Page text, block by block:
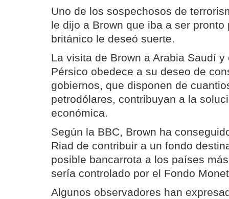
Uno de los sospechosos de
le dijo a Brown que iba a ser
británico le deseó suerte.
La visita de Brown a Arabia Saudí
Pérsico obedece a su deseo de
gobiernos, que disponen de
petrodólares, contribuyan a la
económica.
Según la BBC, Brown ha
Riad de contribuir a un fondo
posible bancarrota a los países
sería controlado por el Fondo
Algunos observadores han